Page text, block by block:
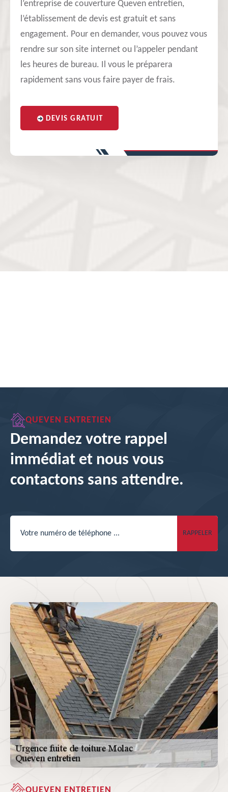
l’entreprise de couverture Queven entretien,
l’établissement de devis est gratuit et sans
engagement. Pour en demander, vous pouvez vous
rendre sur son site internet ou l’appeler pendant
les heures de bureau. Il vous le préparera
rapidement sans vous faire payer de frais.
DEVIS GRATUIT
QUEVEN ENTRETIEN
Demandez votre rappel
immédiat et nous vous
contactons sans attendre.